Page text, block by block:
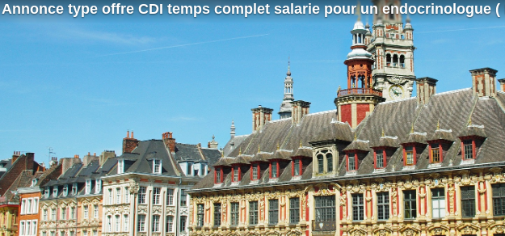
Annonce type offre CDI temps complet salarie pour un endocrinologue (